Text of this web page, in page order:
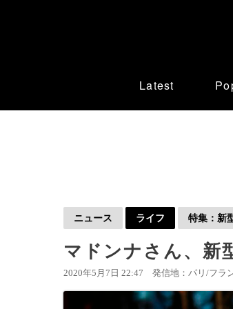
Latest
ニュース ライフ 特集：新
マドンナさん、新
2020年5月7日 22:47 発信地：パリ/フラ